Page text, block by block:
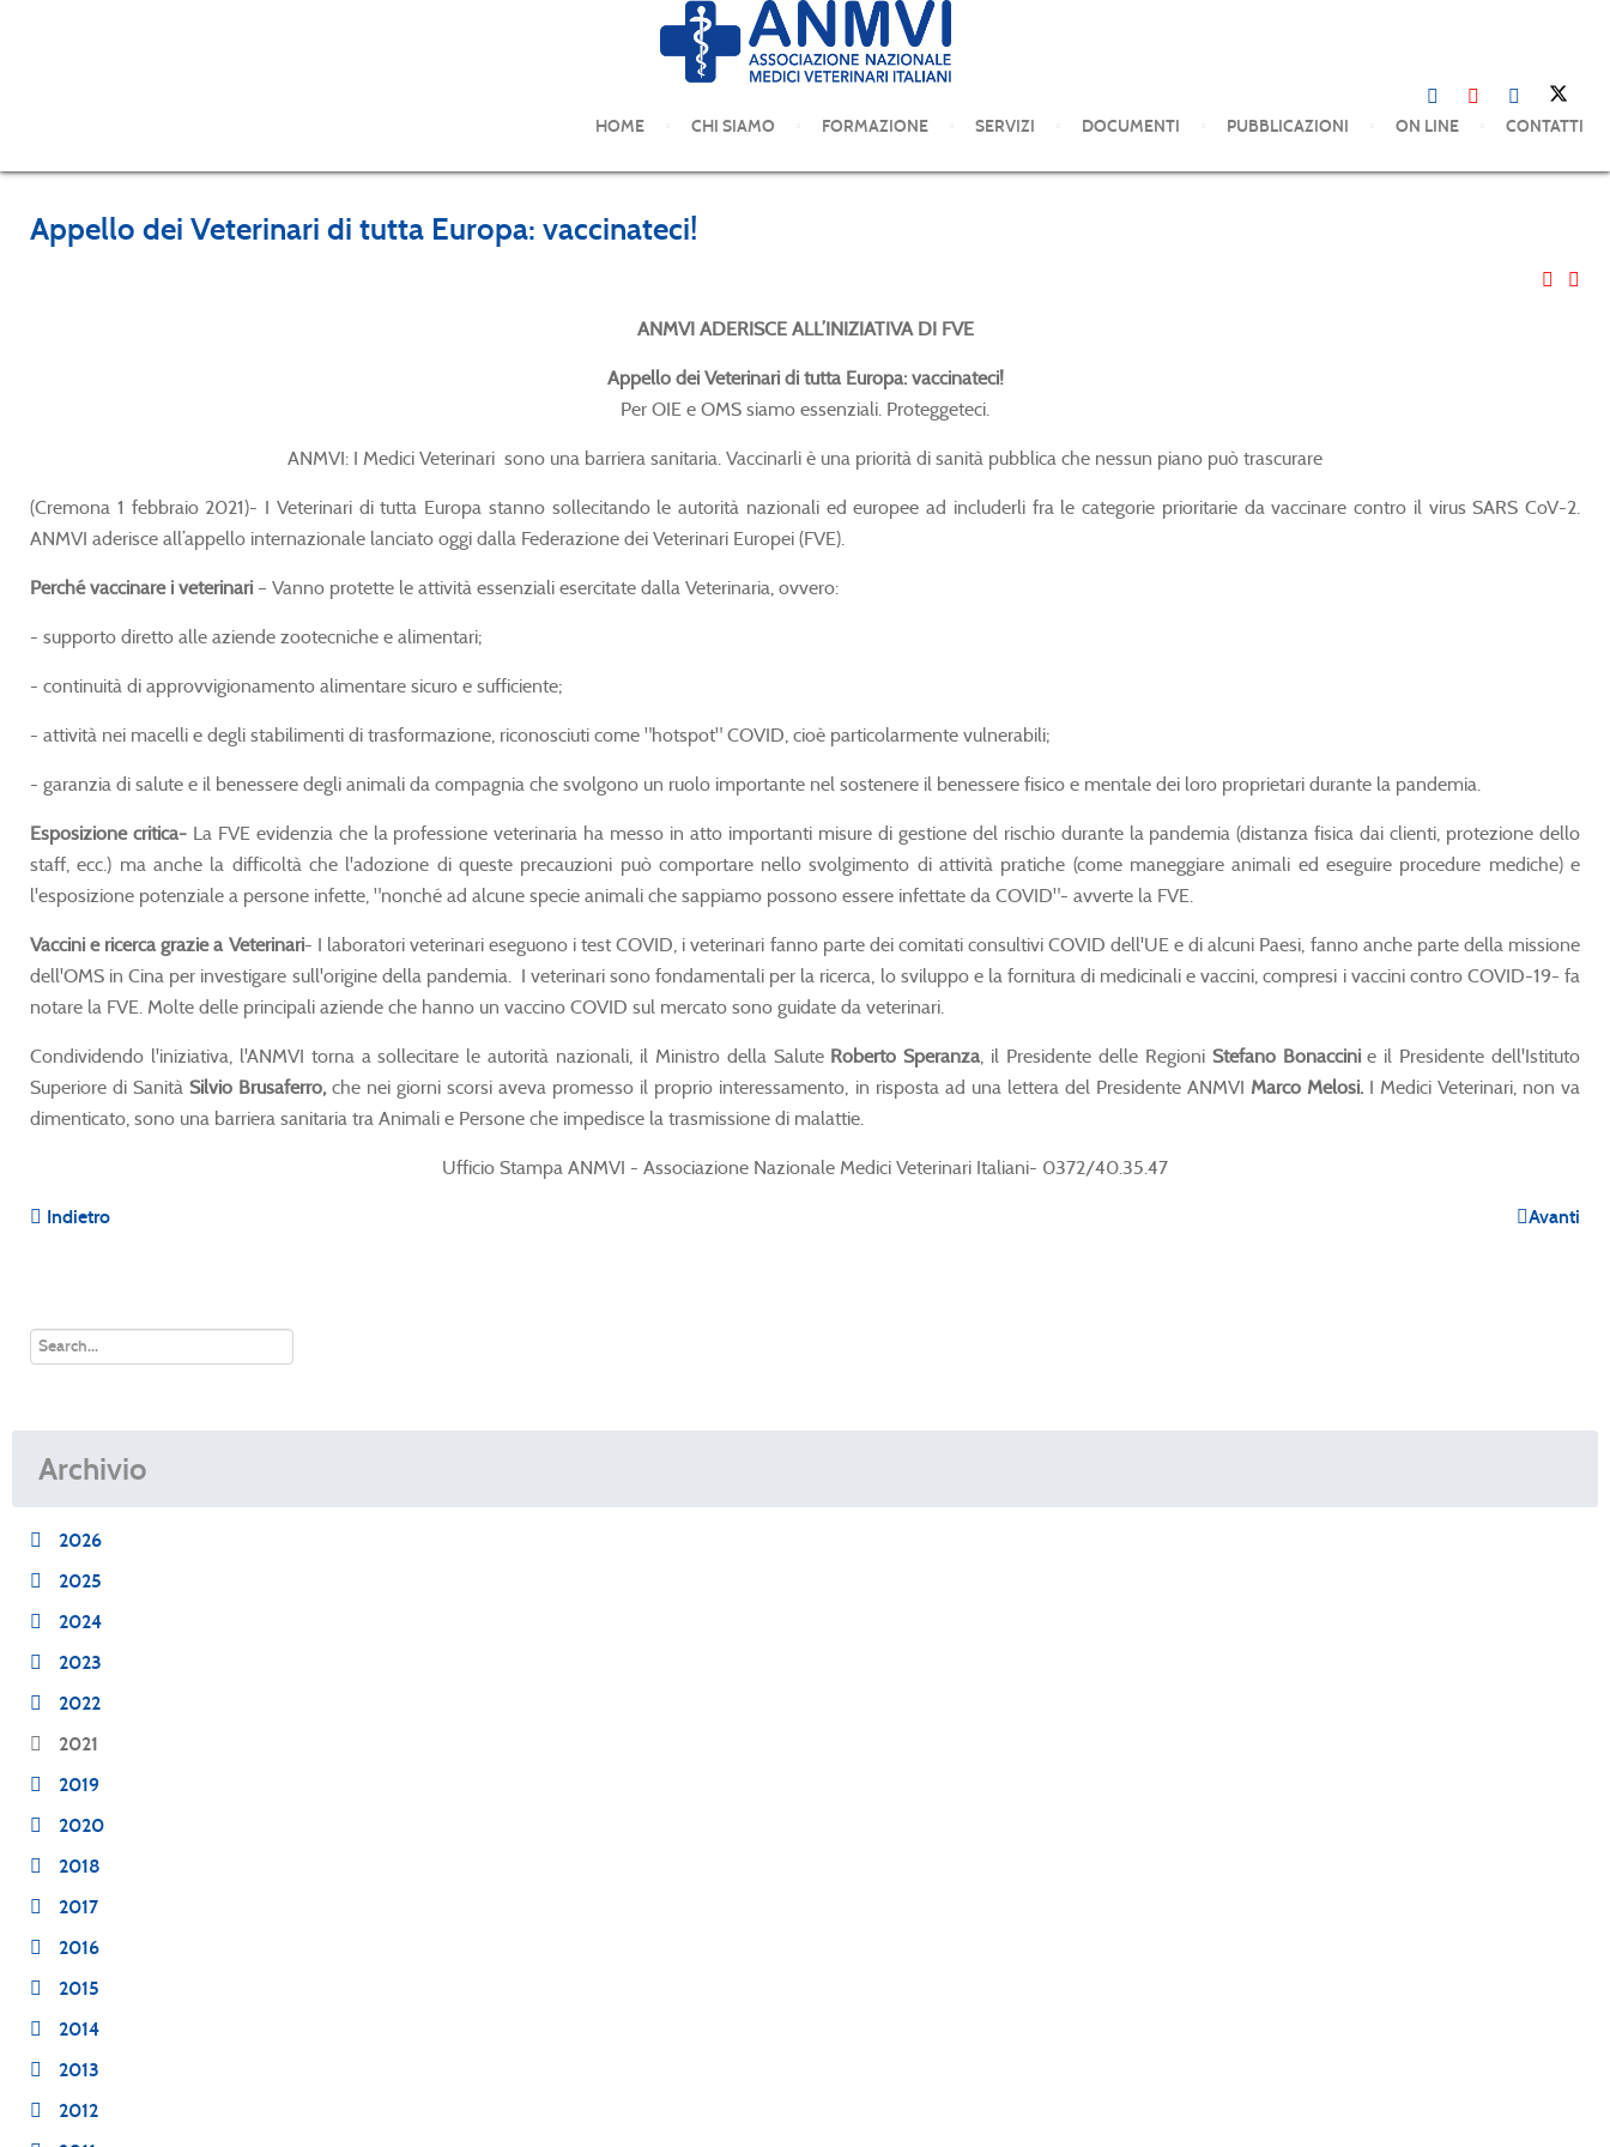
HOME CHI SIAMO FORMAZIONE SERVIZI DOCUMENTI PUBBLICAZIONI ON LINE CONTATTI
COMUNICATI STAMPA
Appello dei Veterinari di tutta Europa: vaccinateci!
ANMVI ADERISCE ALL’INIZIATIVA DI FVE
Appello dei Veterinari di tutta Europa: vaccinateci!
Per OIE e OMS siamo essenziali. Proteggeteci.
ANMVI: I Medici Veterinari sono una barriera sanitaria. Vaccinarli è una priorità di sanità pubblica che nessun piano può trascurare
(Cremona 1 febbraio 2021)- I Veterinari di tutta Europa stanno sollecitando le autorità nazionali ed europee ad includerli fra le categorie prioritarie da vaccinare contro il virus SARS CoV-2.
ANMVI aderisce all’appello internazionale lanciato oggi dalla Federazione dei Veterinari Europei (FVE).
Perché vaccinare i veterinari – Vanno protette le attività essenziali esercitate dalla Veterinaria, ovvero:
- supporto diretto alle aziende zootecniche e alimentari;
- continuità di approvvigionamento alimentare sicuro e sufficiente;
- attività nei macelli e degli stabilimenti di trasformazione, riconosciuti come "hotspot" COVID, cioè particolarmente vulnerabili;
- garanzia di salute e il benessere degli animali da compagnia che svolgono un ruolo importante nel sostenere il benessere fisico e mentale dei loro proprietari durante la pandemia.
Esposizione critica-La FVE evidenzia che la professione veterinaria ha messo in atto importanti misure di gestione del rischio durante la pandemia (distanza fisica dai clienti, protezione dello
staff, ecc.) ma anche la difficoltà che l'adozione di queste precauzioni può comportare nello svolgimento di attività pratiche (come maneggiare animali ed eseguire procedure mediche) e
l'esposizione potenziale a persone infette, "nonché ad alcune specie animali che sappiamo possono essere infettate da COVID"- avverte la FVE.
Vaccini e ricerca grazie a Veterinari- I laboratori veterinari eseguono i test COVID, i veterinari fanno parte dei comitati consultivi COVID dell'UE e di alcuni Paesi, fanno anche parte della missione
dell'OMS in Cina per investigare sull'origine della pandemia. I veterinari sono fondamentali per la ricerca, lo sviluppo e la fornitura di medicinali e vaccini, compresi i vaccini contro COVID-19- fa
notare la FVE. Molte delle principali aziende che hanno un vaccino COVID sul mercato sono guidate da veterinari.
Condividendo l'iniziativa, l'ANMVI torna a sollecitare le autorità nazionali, il Ministro della Salute Roberto Speranza, il Presidente delle Regioni Stefano Bonaccinie il Presidente dell'Istituto
Superiore di SanitàSilvio Brusaferro,che nei giorni scorsi aveva promesso il proprio interessamento, in risposta ad una lettera del Presidente ANMVI Marco Melosi.I Medici Veterinari, non va
dimenticato, sono una barriera sanitaria tra Animali e Persone che impedisce la trasmissione di malattie.
Ufficio Stampa ANMVI - Associazione Nazionale Medici Veterinari Italiani- 0372/40.35.47
Indietro Avanti
Archivio
2026
2025
2024
2023
2022
2021
2019
2020
2018
2017
2016
2015
2014
2013
2012